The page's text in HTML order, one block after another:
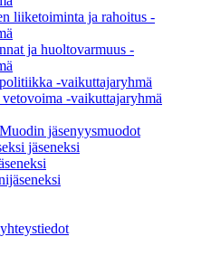
liiketoiminta ja rahoitus -
ja huoltovarmuus -
-vaikuttajaryhmä
vetovoima -vaikuttajaryhmä
jäsenyysmuodot
jäseneksi